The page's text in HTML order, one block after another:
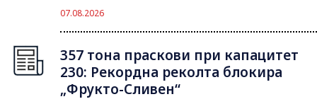
07.08.2026
357 тона праскови при капацитет
230: Рекордна реколта блокира
„Фрукто-Сливен“